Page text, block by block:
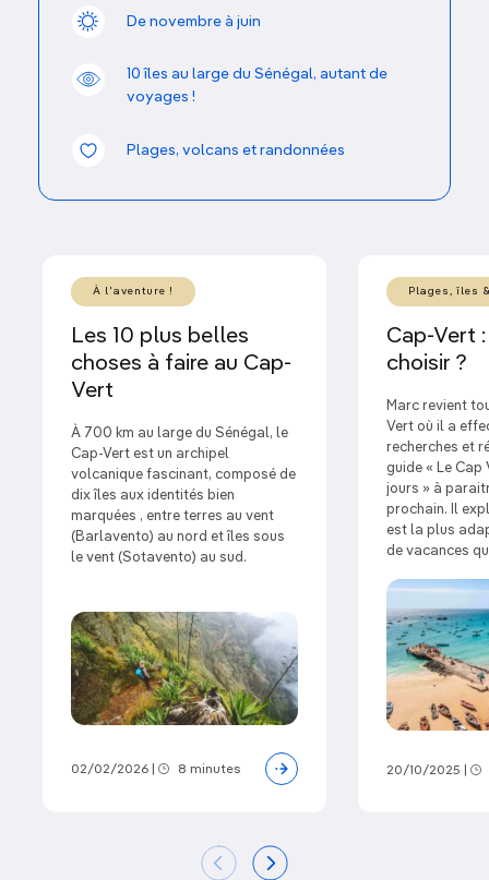
À l'aventure !
Les 10 plus belles
choses à faire au Cap-
Vert
À 700 km au large du Sénégal, le
Cap-Vert est un archipel
volcanique fascinant, composé de
dix îles aux identités bien
marquées , entre terres au vent
(Barlavento) au nord et îles sous
le vent (Sotavento) au sud.
02/02/2026 8 minutes
Plages, îles
Cap-Vert
choisir ?
Marc revient
Vert où il a
recherches et
guide « Le Cap
jours » à
prochain. Il
est la plus
de vacances
20/10/2025
De novembre à juin
10 îles au large du Sénégal, autant de
voyages !
Plages, volcans et randonnées